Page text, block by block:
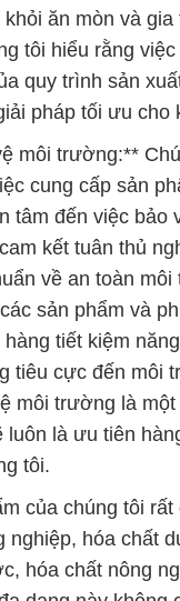
ăn mòn và gia
tôi hiểu rằng
quy trình sản
pháp tối ưu cho
môi trường:**
cung cấp sản
tâm đến việc bảo
kết tuân thủ
về an toàn
sản phẩm và
tiết kiệm
tiêu cực đến môi
môi trường là một
luôn là ưu tiên
tôi.
của chúng tôi rất
nghiệp, hóa chất
hóa chất nông